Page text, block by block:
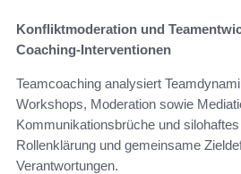
Konfliktmoderation und
Coaching-Interventionen
Teamcoaching analysiert
Workshops, Moderation sowie
Kommunikationsbrüche und
Rollenklärung und gemeinsame
Verantwortungen.